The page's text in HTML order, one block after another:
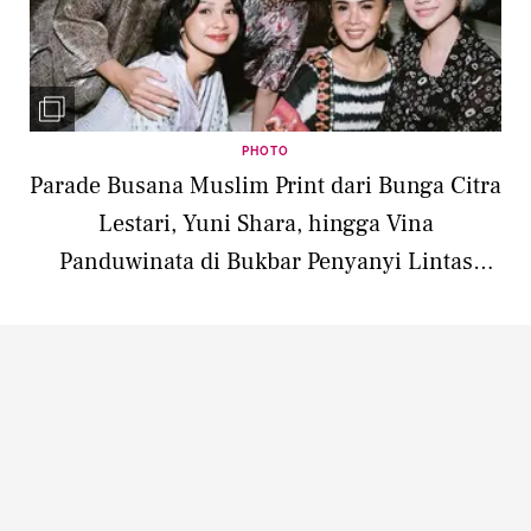
PHOTO
Parade Busana Muslim Print dari Bunga Citra
Lestari, Yuni Shara, hingga Vina
Panduwinata di Bukbar Penyanyi Lintas